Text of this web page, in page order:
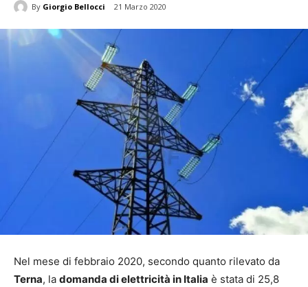
By Giorgio Bellocci 21 Marzo 2020
Nel mese di febbraio 2020, secondo quanto rilevato da
Terna, la domanda di elettricità in Italia è stata di 25,8